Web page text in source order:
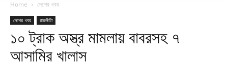
Home দেশের খবর
দেশের খবর রাজনীতি
১০ ট্রাক অস্ত্র মামলায় বাবরসহ ৭
আসামির খালাস